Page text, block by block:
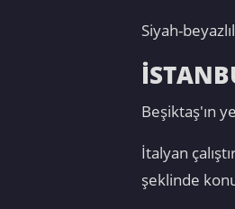
Siyah-
Beşiktaş'ın
İtalyan
şeklinde